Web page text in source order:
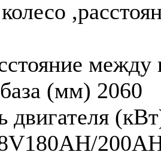
(мм) 2060
двигателя